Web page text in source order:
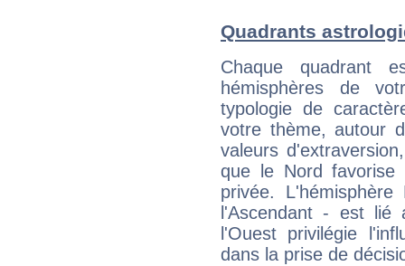
Quadrants
Chaque quadrant
hémisphères de
typologie de
votre thème, autour
valeurs
que le Nord favorise
privée.
l'Ascendant - est
l'Ouest privilégie
dans la prise de